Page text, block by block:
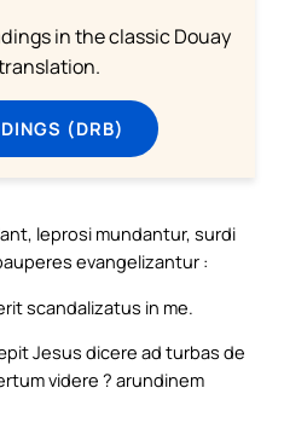
in the classic Douay
(DRB)
leprosi mundantur, surdi
evangelizantur :
scandalizatus in me.
Jesus dicere ad turbas de
videre ? arundinem